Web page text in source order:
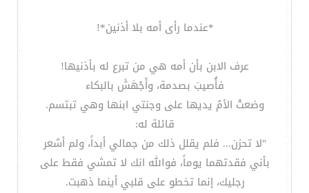
*عندما رأى أمه بلا أذنين*!
عرف الابن بأن أمه هي من تبرع له بأذنيها!
فأُصيبَ بصدمة، وأَجْهَشَ بالبكاء
وضعتْ الأمُ يديها على وجنتي ابنها وهي تبتسم.
قائلة له:
"لا تحزن... فلم يقلل ذلك من جمالي أبداً، ولم أشعر
بأني فقدتهما يوماً، فوالله انك لا تمشي فقط على
رجليك، إنما تخطو على قلبي أينما ذهبت.